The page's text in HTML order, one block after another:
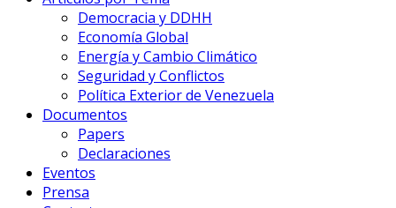
Democracia y DDHH
Economía Global
Energía y Cambio Climático
Seguridad y Conflictos
Política Exterior de Venezuela
Documentos
Papers
Declaraciones
Eventos
Prensa